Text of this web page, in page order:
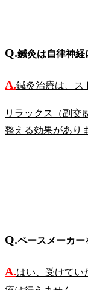
Q.鍼灸は自律神経
A.鍼灸治療は、ス
リラックス（副交
整える効果があり
Q.ペースメーカー
A.はい、受けてい